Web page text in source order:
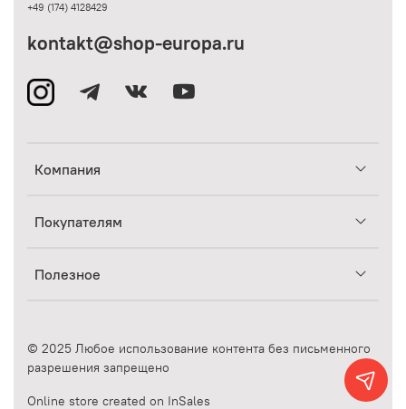
Компания
Покупателям
Полезное
+49 (174) 4128429
kontakt@shop-europa.ru
© 2025 Любое использование контента без письменного
разрешения запрещено
Online store created on InSales